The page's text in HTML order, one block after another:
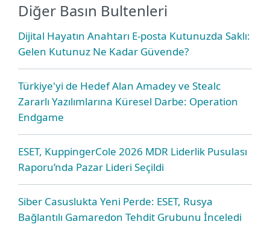
Diğer Basın Bultenleri
Dijital Hayatın Anahtarı E-posta Kutunuzda Saklı:
Gelen Kutunuz Ne Kadar Güvende?
Türkiye'yi de Hedef Alan Amadey ve Stealc
Zararlı Yazılımlarına Küresel Darbe: Operation
Endgame
ESET, KuppingerCole 2026 MDR Liderlik Pusulası
Raporu’nda Pazar Lideri Seçildi
Siber Casuslukta Yeni Perde: ESET, Rusya
Bağlantılı Gamaredon Tehdit Grubunu İnceledi